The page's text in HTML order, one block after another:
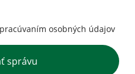
osobných údajov
správu